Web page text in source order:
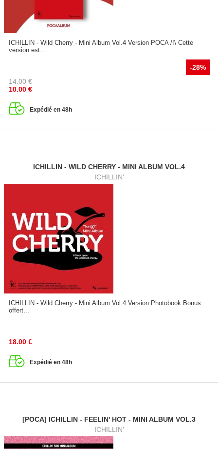
ICHILLIN - Wild Cherry - Mini Album Vol.4 Version POCA /!\ Cette
version est...
-28%
14.00 €
10.00 €
Expédié en 48h
ICHILLIN - WILD CHERRY - MINI ALBUM VOL.4
ICHILLIN'
ICHILLIN - Wild Cherry - Mini Album Vol.4 Version Photobook Bonus
offert...
18.00 €
Expédié en 48h
[POCA] ICHILLIN - FEELIN' HOT - MINI ALBUM VOL.3
ICHILLIN'